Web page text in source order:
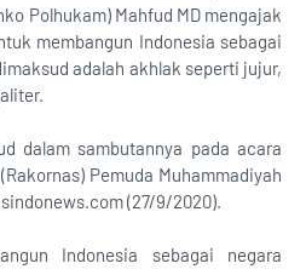
Polhukam) Mahfud MD mengajak
membangun Indonesia sebagai
adalah akhlak seperti jujur,
dalam sambutannya pada acara
Pemuda Muhammadiyah
(27/9/2020).
Indonesia sebagai negara